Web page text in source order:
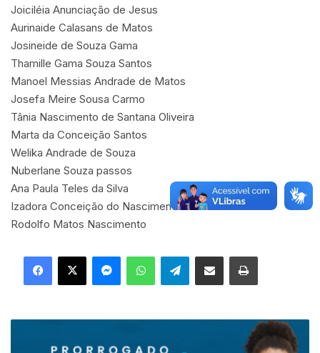
Joiciléia Anunciação de Jesus
Aurinaide Calasans de Matos
Josineide de Souza Gama
Thamille Gama Souza Santos
Manoel Messias Andrade de Matos
Josefa Meire Sousa Carmo
Tânia Nascimento de Santana Oliveira
Marta da Conceição Santos
Welika Andrade de Souza
Nuberlane Souza passos
Ana Paula Teles da Silva
Izadora Conceição do Nascimento
Rodolfo Matos Nascimento
X WhatsApp Telegram